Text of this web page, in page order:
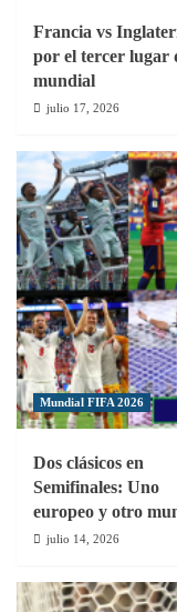
Francia vs
por el tercer lugar
mundial
julio 17, 2026
Mundial FIFA 2026
Dos clásicos en
Semifinales: Uno
europeo y otro
julio 14, 2026